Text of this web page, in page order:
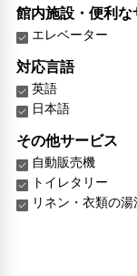
館内施設・便利な
エレベーター
対応言語
英語
日本語
その他サービス
自動販売機
トイレタリー
リネン・衣類の湯